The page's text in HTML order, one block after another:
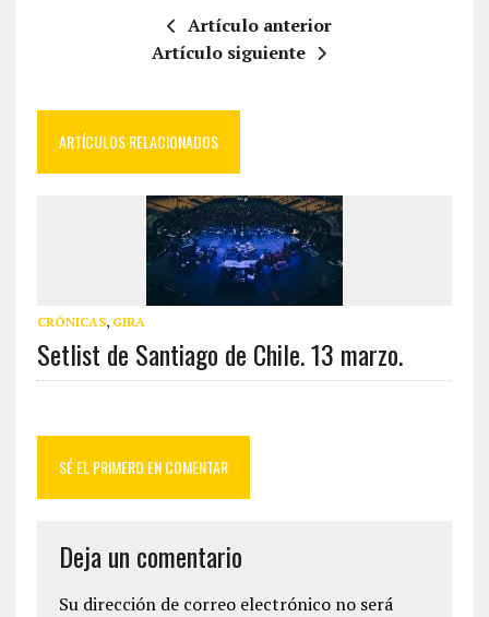
Artículo anterior
Artículo siguiente
ARTÍCULOS RELACIONADOS
CRÓNICAS, GIRA
Setlist de Santiago de Chile. 13 marzo.
SÉ EL PRIMERO EN COMENTAR
Deja un comentario
Su dirección de correo electrónico no será